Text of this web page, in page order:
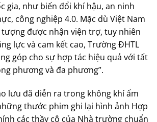
gia, như biến đổi khí hậu, an ninh
công nghiệp 4.0. Mặc dù Việt Nam
được nhận viện trợ, tuy nhiên
lực và cam kết cao, Trường ĐHTL
góp cho sự hợp tác hiệu quả với tất
phương và đa phương”.
lưu đã diễn ra trong không khí ấm
thước phim ghi lại hình ảnh Hợp
các thầy cô của Nhà trường chuẩn